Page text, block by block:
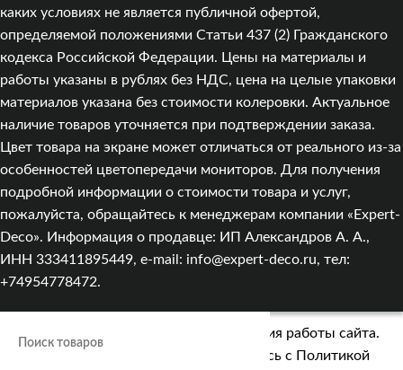
каких условиях не является публичной офертой,
определяемой положениями Статьи 437 (2) Гражданского
кодекса Российской Федерации. Цены на материалы и
работы указаны в рублях без НДС, цена на целые упаковки
материалов указана без стоимости колеровки. Актуальное
наличие товаров уточняется при подтверждении заказа.
Цвет товара на экране может отличаться от реального из‑за
особенностей цветопередачи мониторов. Для получения
подробной информации о стоимости товара и услуг,
пожалуйста, обращайтесь к менеджерам компании «Expert-
Deco». Информация о продавце: ИП Александров А. А.,
ИНН 333411895449, e-mail: info@expert-deco.ru, тел:
+74954778472.
Мы используем cookies для улучшения работы сайта.
Оставаясь на сайте, вы соглашаетесь с Политикой